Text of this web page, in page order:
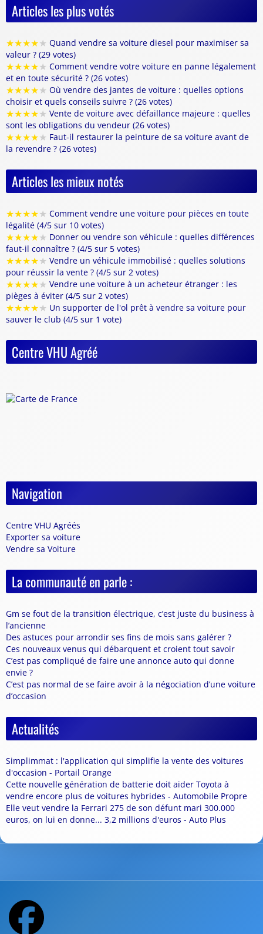
Articles les plus votés
★★★★★ Quand vendre sa voiture diesel pour maximiser sa
valeur ? (29 votes)
★★★★★ Comment vendre votre voiture en panne légalement
et en toute sécurité ? (26 votes)
★★★★★ Où vendre des jantes de voiture : quelles options
choisir et quels conseils suivre ? (26 votes)
★★★★★ Vente de voiture avec défaillance majeure : quelles
sont les obligations du vendeur (26 votes)
★★★★★ Faut-il restaurer la peinture de sa voiture avant de
la revendre ? (26 votes)
Articles les mieux notés
★★★★★ Comment vendre une voiture pour pièces en toute
légalité (4/5 sur 10 votes)
★★★★★ Donner ou vendre son véhicule : quelles différences
faut-il connaître ? (4/5 sur 5 votes)
★★★★★ Vendre un véhicule immobilisé : quelles solutions
pour réussir la vente ? (4/5 sur 2 votes)
★★★★★ Vendre une voiture à un acheteur étranger : les
pièges à éviter (4/5 sur 2 votes)
★★★★★ Un supporter de l'ol prêt à vendre sa voiture pour
sauver le club (4/5 sur 1 vote)
Centre VHU Agréé
Navigation
Centre VHU Agréés
Exporter sa voiture
Vendre sa Voiture
La communauté en parle :
Gm se fout de la transition électrique, c’est juste du business à
l’ancienne
Des astuces pour arrondir ses fins de mois sans galérer ?
Ces nouveaux venus qui débarquent et croient tout savoir
C’est pas compliqué de faire une annonce auto qui donne
envie ?
C’est pas normal de se faire avoir à la négociation d’une voiture
d’occasion
Actualités
Simplimmat : l'application qui simplifie la vente des voitures
d'occasion - Portail Orange
Cette nouvelle génération de batterie doit aider Toyota à
vendre encore plus de voitures hybrides - Automobile Propre
Elle veut vendre la Ferrari 275 de son défunt mari 300.000
euros, on lui en donne... 3,2 millions d'euros - Auto Plus